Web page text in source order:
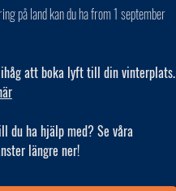
på land kan du ha from 1 september
ihåg att boka lyft till din vinterplats.
du ha hjälp med? Se våra
längre ner!